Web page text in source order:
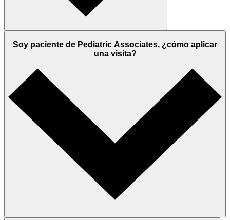
Soy paciente de Pediatric Associates, ¿cómo aplicar
una visita?